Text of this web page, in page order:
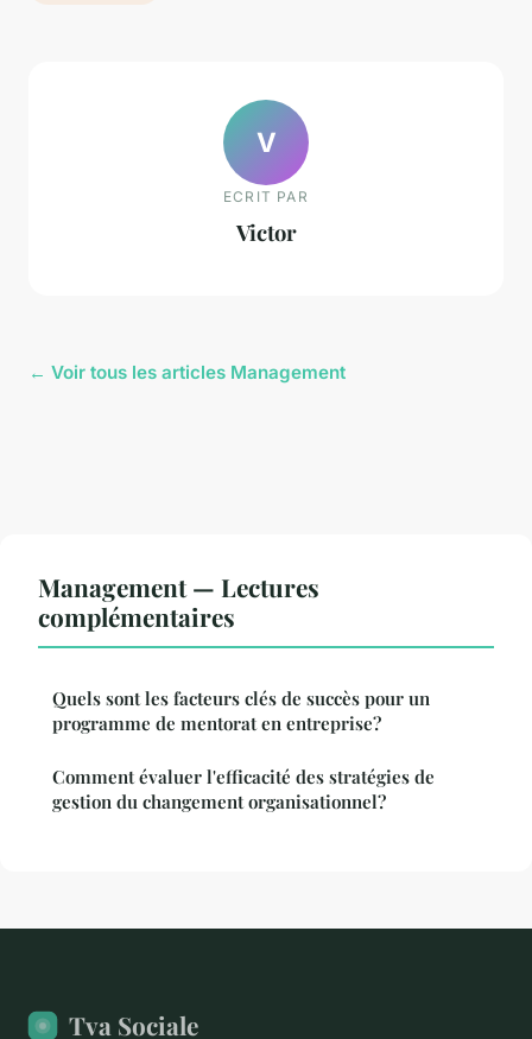
V
ECRIT PAR
Victor
← Voir tous les articles Management
Management — Lectures
complémentaires
Quels sont les facteurs clés de succès pour un
programme de mentorat en entreprise?
Comment évaluer l'efficacité des stratégies de
gestion du changement organisationnel?
Tva Sociale